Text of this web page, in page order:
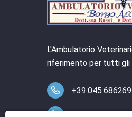
L'Ambulatorio
riferimento per tutti gli
+39 045